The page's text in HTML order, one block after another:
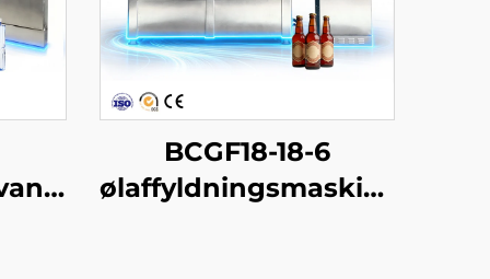
BCGF18-18-6
ølaffyldningsmaskine-